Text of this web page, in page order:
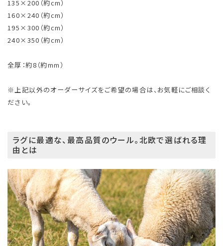
135×200（約cm）
160×240（約cm）
195×300（約cm）
240×350（約cm）
全厚：約8（約mm）
※上記以外のオーダーサイズをご希望の場合は、お気軽にご相談く
ださい。
ラグに最適な、最高品質のウール。北欧で選ばれる理
由とは